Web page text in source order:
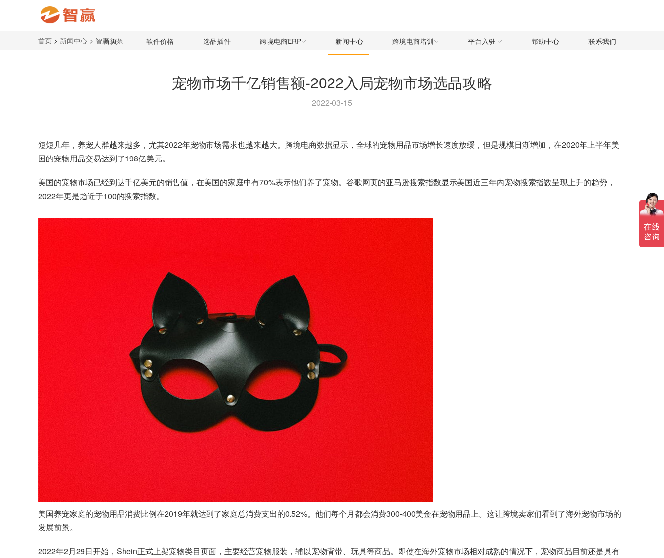
首页 软件价格 选品插件 跨境电商ERP 新闻中心 跨境电商培训 平台入驻 帮助中心 联系我们
首页 > 新闻中心 > 智赢头条
宠物市场千亿销售额-2022入局宠物市场选品攻略
2022-03-15
短短几年，养宠人群越来越多，尤其2022年宠物市场需求也越来越大。 跨境电商数据显示，全球的宠物用品市场增长速度放缓，但是规模日渐增加，在2020年上半年美
国的宠物用品交易达到了198亿美元。
美国的宠物市场已经到达千亿美元的销售值，在美国的家庭中有70%表示他们养了宠物。谷歌网页的亚马逊搜索指数显示美国近三年内宠物搜索指数呈现上升的趋势，
2022年更是趋近于100的搜索指数。
美国养宠家庭的宠物用品消费比例在2019年就达到了家庭总消费支出的0.52%。他们每个月都会消费300-400美金在宠物用品上。这让跨境卖家们看到了海外宠物市场的
发展前景。
2022年2月29日开始，Shein正式上架宠物类目页面，主要经营宠物服装，辅以宠物背带、玩具等商品。即使在海外宠物市场相对成熟的情况下，宠物商品目前还是具有